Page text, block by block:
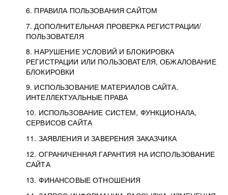
6. ПРАВИЛА ПОЛЬЗОВАНИЯ САЙТОМ
7. ДОПОЛНИТЕЛЬНАЯ ПРОВЕРКА РЕГИСТРАЦИИ/
ПОЛЬЗОВАТЕЛЯ
8. НАРУШЕНИЕ УСЛОВИЙ И БЛОКИРОВКА
РЕГИСТРАЦИИ ИЛИ ПОЛЬЗОВАТЕЛЯ, ОБЖАЛОВАНИЕ
БЛОКИРОВКИ
9. ИСПОЛЬЗОВАНИЕ МАТЕРИАЛОВ САЙТА.
ИНТЕЛЛЕКТУАЛЬНЫЕ ПРАВА
10. ИСПОЛЬЗОВАНИЕ СИСТЕМ, ФУНКЦИОНАЛА,
СЕРВИСОВ САЙТА
11. ЗАЯВЛЕНИЯ И ЗАВЕРЕНИЯ ЗАКАЗЧИКА
12. ОГРАНИЧЕННАЯ ГАРАНТИЯ НА ИСПОЛЬЗОВАНИЕ
САЙТА
13. ФИНАНСОВЫЕ ОТНОШЕНИЯ